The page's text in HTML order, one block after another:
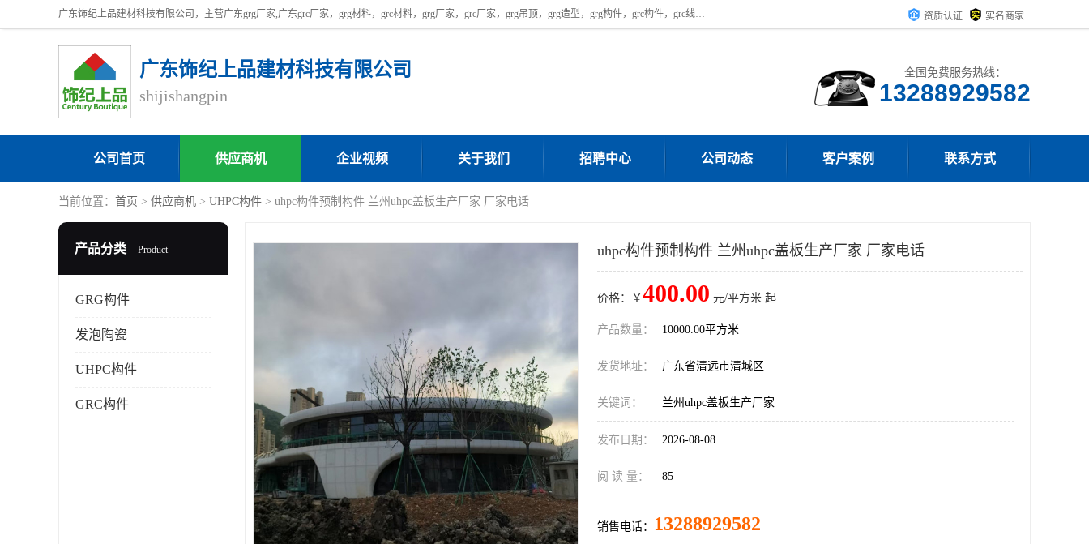
广东饰纪上品建材科技有限公司，主营广东grg厂家,广东grc厂家，grg材料，grc材料，grg厂家，grc厂家，grg吊顶，grg造型，grg构件，grc构件，grc线条，grc构件厂家,，grg材料生产厂家，grg材料定制，uhpc，uhpc厂家，uhpc外墙挂板，uhpc镂空幕墙板，厂房位于广东清远，如果您对我公司的产品服务感兴趣，请联系我们。 资质认证 实名商家
广东饰纪上品建材科技有限公司
shijishangpin
全国免费服务热线：
13288929582
公司首页 供应商机 企业视频 关于我们 招聘中心 公司动态 客户案例 联系方式
当前位置： 首页 > 供应商机 > UHPC构件 > uhpc构件预制构件 兰州uhpc盖板生产厂家 厂家电话
产品分类 Product
GRG构件
发泡陶瓷
UHPC构件
GRC构件
uhpc构件预制构件 兰州uhpc盖板生产厂家 厂家电话
价格：￥ 400.00 元/平方米 起
产品数量： 10000.00平方米
发货地址： 广东省清远市清城区
关键词： 兰州uhpc盖板生产厂家
发布日期： 2026-08-08
阅 读 量： 85
销售电话： 13288929582